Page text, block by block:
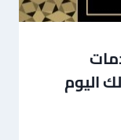
اليوم